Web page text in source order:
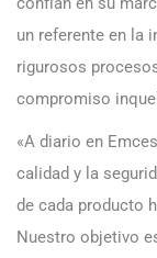
un referente en la
rigurosos
compromiso
«A diario en
calidad y la
de cada producto
Nuestro objetivo